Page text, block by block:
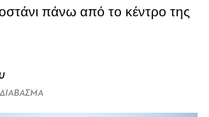
πάνω από το κέντρο της
ΔΙΑΒΑΣΜΑ